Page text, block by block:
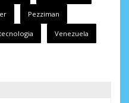
Pezziman
Venezuela